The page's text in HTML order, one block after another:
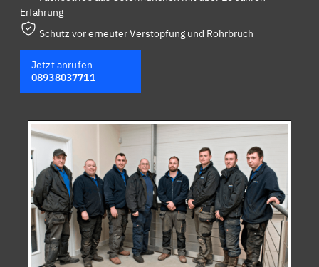
Erfahrung
Schutz vor erneuter Verstopfung und Rohrbruch
Jetzt anrufen
08938037711